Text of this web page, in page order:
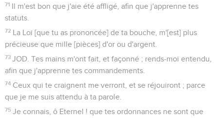
71 Il m'est bon que j'aie été affligé, afin que j'apprenne tes
statuts.
72 La Loi [que tu as prononcée] de ta bouche, m'[est] plus
précieuse que mille [pièces] d'or ou d'argent.
73 JOD. Tes mains m'ont fait, et façonné ; rends-moi entendu,
afin que j'apprenne tes commandements.
74 Ceux qui te craignent me verront, et se réjouiront ; parce
que je me suis attendu à ta parole.
75 Je connais, ô Eternel ! que tes ordonnances ne sont que